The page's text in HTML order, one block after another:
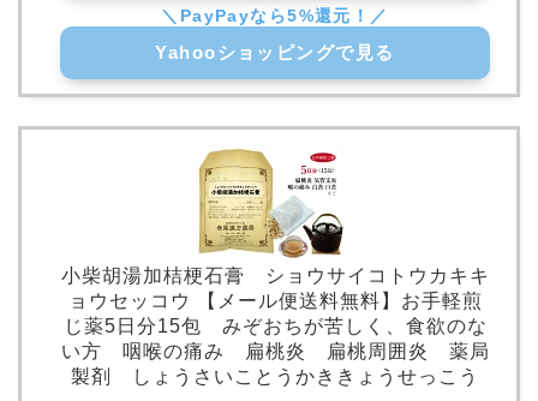
Yahooショッピングで見る
小柴胡湯加桔梗石膏 ショウサイコトウカキキ
ョウセッコウ 【メール便送料無料】お手軽煎
じ薬5日分15包 みぞおちが苦しく、食欲のな
い方 咽喉の痛み 扁桃炎 扁桃周囲炎 薬局
製剤 しょうさいことうかききょうせっこう